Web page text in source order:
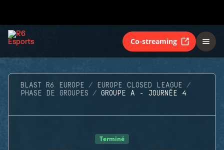
Co-streaming
BLAST R6 EUROPE
EUROPE CLOSED LEAGUE
PHASE DE GROUPES
GROUPE A - JOURNÉE 4
Terminé